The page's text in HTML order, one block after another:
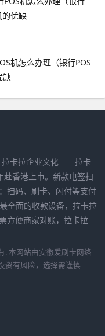
机怎么办理（银行POS
缺
拉卡拉企业文化 拉卡
香港上市。新款电签扫
扫码、刷卡、闪付等支付
全面的收款设备，拉卡拉
方便商家对账，拉卡拉
. 本网站由安徽爱刷卡网络
资有风险，选择需谨慎